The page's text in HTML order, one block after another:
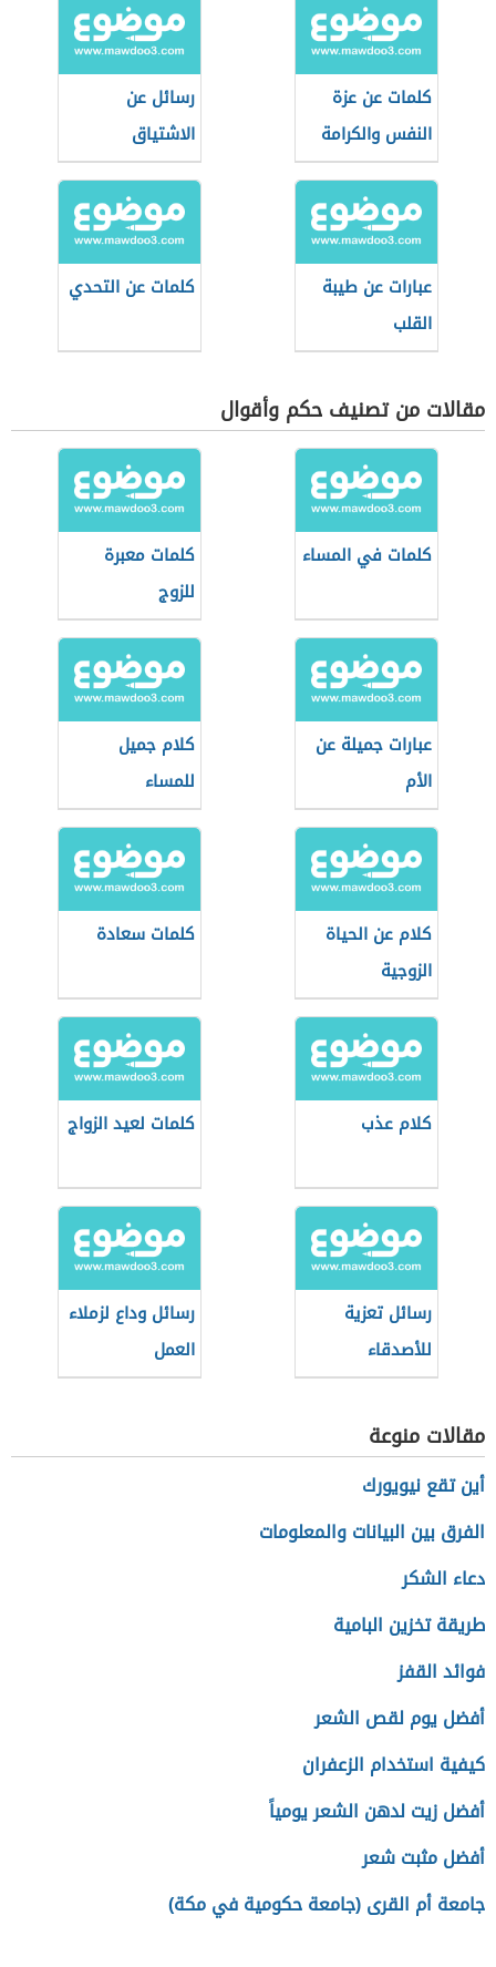
كلمات عن عزة
النفس والكرامة
رسائل عن
الاشتياق
عبارات عن طيبة
القلب
كلمات عن التحدي
مقالات من تصنيف حكم وأقوال
كلمات في المساء
كلمات معبرة
للزوج
عبارات جميلة عن
الأم
كلام جميل
للمساء
كلام عن الحياة
الزوجية
كلمات سعادة
كلام عذب كلمات لعيد الزواج
رسائل تعزية
للأصدقاء
رسائل وداع لزملاء
العمل
مقالات منوعة
أين تقع نيويورك
الفرق بين البيانات والمعلومات
دعاء الشكر
طريقة تخزين البامية
فوائد القفز
أفضل يوم لقص الشعر
كيفية استخدام الزعفران
أفضل زيت لدهن الشعر يومياً
أفضل مثبت شعر
جامعة أم القرى (جامعة حكومية في مكة)